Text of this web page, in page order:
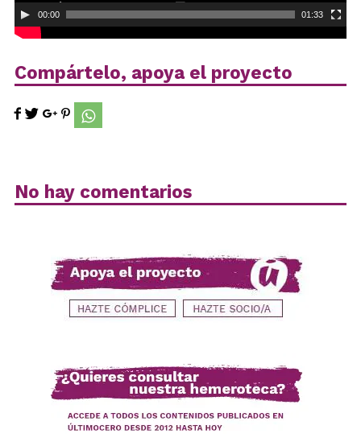
00:00 01:33
Compártelo, apoya el proyecto
No hay comentarios